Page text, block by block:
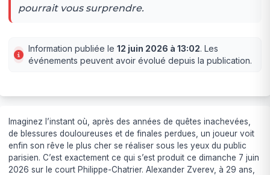
pourrait vous surprendre.
Information publiée le12 juin 2026 à 13:02. Les
événements peuvent avoir évolué depuis la publication.
Imaginez l’instant où, après des années de quêtes inachevées,
de blessures douloureuses et de finales perdues, un joueur voit
enfin son rêve le plus cher se réaliser sous les yeux du public
parisien. C’est exactement ce qui s’est produit ce dimanche 7 juin
2026 sur le court Philippe-Chatrier. Alexander Zverev, à 29 ans,